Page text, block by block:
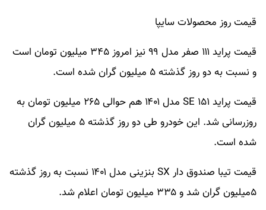
قیمت روز محصولات سایپا
قیمت پراید ۱۱۱ صفر مدل ۹۹ نیز امروز ۳۴۵ میلیون تومان است
و نسبت به دو روز گذشته ۵ میلیون گران شده است.
قیمت پراید ۱۵۱ SE مدل ۱۴۰۱ هم حوالی ۲۶۵ میلیون تومان به
روزرسانی شد. این خودرو طی دو روز گذشته ۵ میلیون گران
شده است.
قیمت تیبا صندوق دار SX بنزینی مدل ۱۴۰۱ نسبت به روز گذشته
۵میلیون گران شد و ۳۳۵ میلیون تومان اعلام شد.